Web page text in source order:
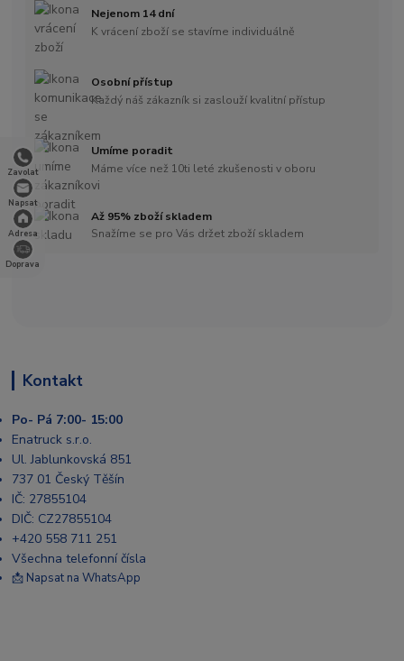
Zavolat
Napsat
Adresa
Doprava
Nejenom 14 dní
K vrácení zboží se stavíme individuálně
Osobní přístup
Každý náš zákazník si zaslouží kvalitní přístup
Umíme poradit
Máme více než 10ti leté zkušenosti v oboru
Až 95% zboží skladem
Snažíme se pro Vás držet zboží skladem
Kontakt
Po- Pá 7:00- 15:00
Enatruck s.r.o.
Ul. Jablunkovská 851
737 01 Český Těšín
IČ: 27855104
DIČ: CZ27855104
+420 558 711 251
Všechna telefonní čísla
📩 Napsat na WhatsApp